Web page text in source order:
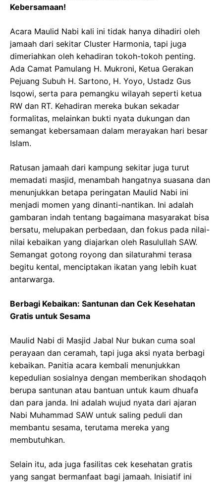
Kebersamaan!
Acara Maulid Nabi kali ini tidak hanya dihadiri oleh
jamaah dari sekitar Cluster Harmonia, tapi juga
dimeriahkan oleh kehadiran tokoh-tokoh penting.
Ada Camat Pamulang H. Mukroni, Ketua Gerakan
Pejuang Subuh H. Sartono, H. Yoyo, Ustadz Gus
Isqowi, serta para pemangku wilayah seperti ketua
RW dan RT. Kehadiran mereka bukan sekadar
formalitas, melainkan bukti nyata dukungan dan
semangat kebersamaan dalam merayakan hari besar
Islam.
Ratusan jamaah dari kampung sekitar juga turut
memadati masjid, menambah hangatnya suasana dan
menunjukkan betapa peringatan Maulid Nabi ini
menjadi momen yang dinanti-nantikan. Ini adalah
gambaran indah tentang bagaimana masyarakat bisa
bersatu, melupakan perbedaan, dan fokus pada nilai-
nilai kebaikan yang diajarkan oleh Rasulullah SAW.
Semangat gotong royong dan silaturahmi terasa
begitu kental, menciptakan ikatan yang lebih kuat
antarwarga.
Berbagi Kebaikan: Santunan dan Cek Kesehatan
Gratis untuk Sesama
Maulid Nabi di Masjid Jabal Nur bukan cuma soal
perayaan dan ceramah, tapi juga aksi nyata berbagi
kebaikan. Panitia acara kembali menunjukkan
kepedulian sosialnya dengan memberikan shodaqoh
berupa santunan atau bantuan untuk kaum dhuafa
dan para janda. Ini adalah wujud nyata dari ajaran
Nabi Muhammad SAW untuk saling peduli dan
membantu sesama, terutama mereka yang
membutuhkan.
Selain itu, ada juga fasilitas cek kesehatan gratis
yang sangat bermanfaat bagi jamaah. Inisiatif ini